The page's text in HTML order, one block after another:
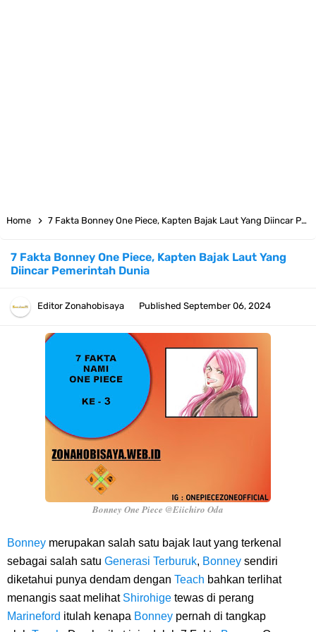
Arti Bendera Moldova, Negara Tanpa Pantai Yang Pernah Jadi Bagian
Uni Soviet
Cara Daftar Telegram Di Laptop Atau Komputer Kalian Dengan
Sangat Mudah
7 Fakta Franky One Piece, Pernah Dapat Tawaran Buah Iblis Mera
Profil Anwar Hafid, Politisi Yang Mernjadi Gubernur Provinsi Sulawesi
Tengah
Resep Pesmol Ikan Mas, Makanan Khas Sunda Dengan Rasa Yang
Enaknya Nagih
Arti Bendera Barbados, Negara Kepulauan Yang Terletak Di Kawasan
Home 7 Fakta Bonney One Piece, Kapten Bajak Laut Yang Diincar Pemerintah Dunia
7 Fakta Bonney One Piece, Kapten Bajak Laut Yang
Diincar Pemerintah Dunia
Editor Zonahobisaya Published September 06, 2024
Bonney One Piece @Eiichiro Oda
Bonney merupakan salah satu bajak laut yang terkenal
sebagai salah satu Generasi Terburuk, Bonney sendiri
diketahui punya dendam dengan Teach bahkan terlihat
menangis saat melihat Shirohige tewas di perang
Marineford itulah kenapa Bonney pernah di tangkap